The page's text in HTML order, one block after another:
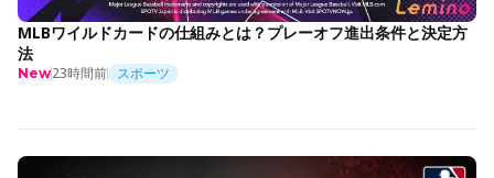
MLBワイルドカードの仕組みとは？プレーオフ進出条件と決定方
法
New23時間前 スポーツ